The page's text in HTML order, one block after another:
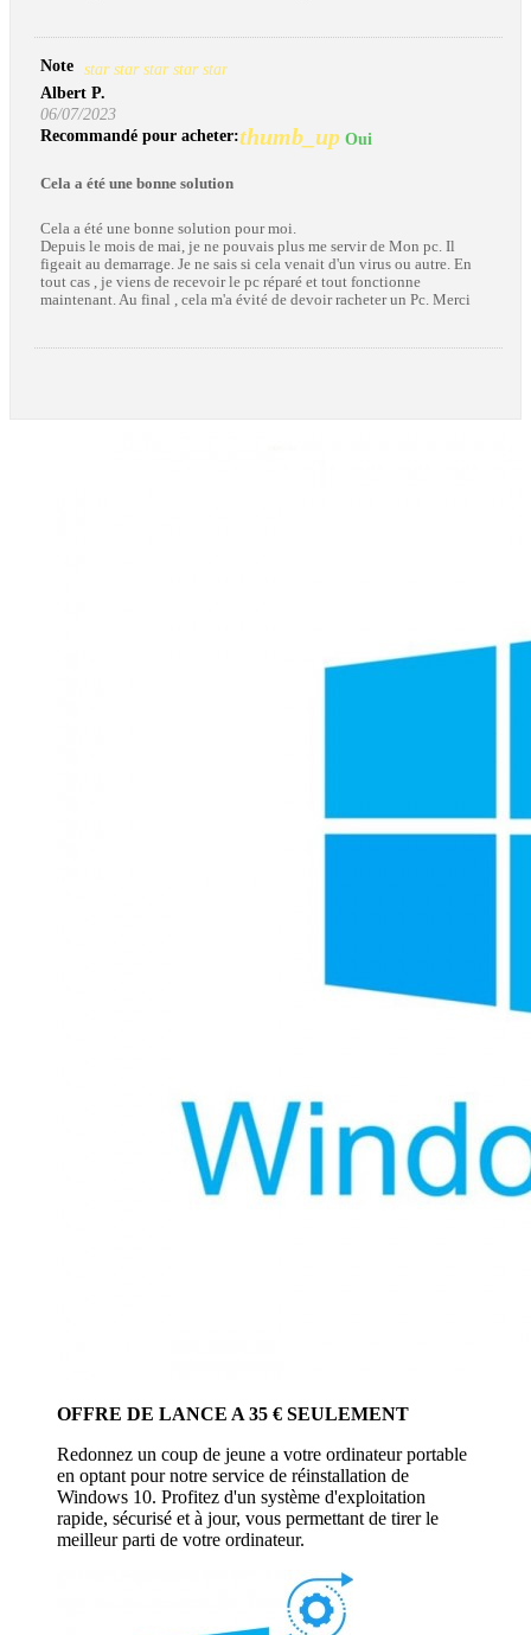
Note star star star star star
Albert P.
06/07/2023
Recommandé pour acheter:thumb_up Oui
Cela a été une bonne solution
Cela a été une bonne solution pour moi.
Depuis le mois de mai, je ne pouvais plus me servir de Mon pc. Il
figeait au demarrage. Je ne sais si cela venait d'un virus ou autre. En
tout cas , je viens de recevoir le pc réparé et tout fonctionne
maintenant. Au final , cela m'a évité de devoir racheter un Pc. Merci
OFFRE DE LANCE A 35 € SEULEMENT
Redonnez un coup de jeune a votre ordinateur portable
en optant pour notre service de réinstallation de
Windows 10. Profitez d'un système d'exploitation
rapide, sécurisé et à jour, vous permettant de tirer le
meilleur parti de votre ordinateur.